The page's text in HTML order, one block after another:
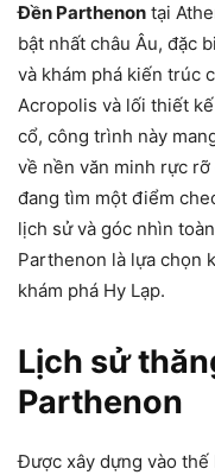
Đền Parthenon tại
bật nhất châu Âu, đặc
và khám phá kiến trúc
Acropolis và lối thiết
cổ, công trình này
về nền văn minh rực
đang tìm một điểm
lịch sử và góc nhìn
Parthenon là lựa chọn
khám phá Hy Lạp.
Lịch sử
Parthenon
Được xây dựng vào